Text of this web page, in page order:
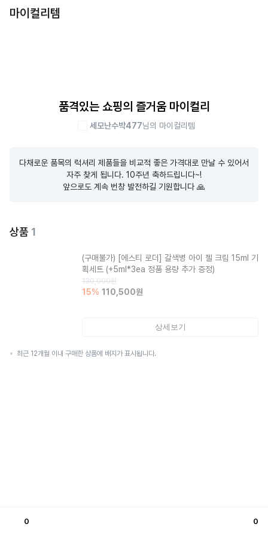
마이컬리템
품격있는 쇼핑의 즐거움 마이컬리
세모난수박477님의 마이컬리템
다채로운 품목의 럭셔리 제품들을 비교적 좋은 가격대로 만날 수 있어서
자주 찾게 됩니다. 10주년 축하드립니다~!
앞으로도 계속 번창 발전하길 기원합니다 🙏
상품 1
(구매불가) [에스티 로더] 갈색병 아이 젤 크림 15ml 기
획세트 (+5ml*3ea 정품 용량 추가 증정)
130,000원
15% 110,500원
상세보기
최근 12개월 이내 구매한 상품에 배지가 표시됩니다.
0 0